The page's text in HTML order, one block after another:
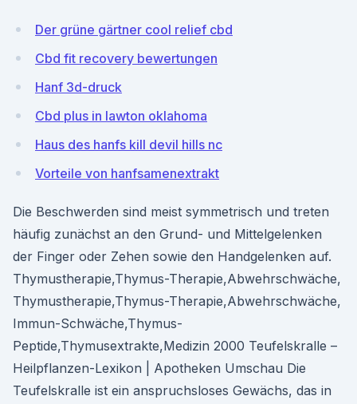
Der grüne gärtner cool relief cbd
Cbd fit recovery bewertungen
Hanf 3d-druck
Cbd plus in lawton oklahoma
Haus des hanfs kill devil hills nc
Vorteile von hanfsamenextrakt
Die Beschwerden sind meist symmetrisch und treten
häufig zunächst an den Grund- und Mittelgelenken
der Finger oder Zehen sowie den Handgelenken auf.
Thymustherapie,Thymus-Therapie,Abwehrschwäche,
Thymustherapie,Thymus-Therapie,Abwehrschwäche,
Immun-Schwäche,Thymus-
Peptide,Thymusextrakte,Medizin 2000 Teufelskralle –
Heilpflanzen-Lexikon | Apotheken Umschau Die
Teufelskralle ist ein anspruchsloses Gewächs, das in